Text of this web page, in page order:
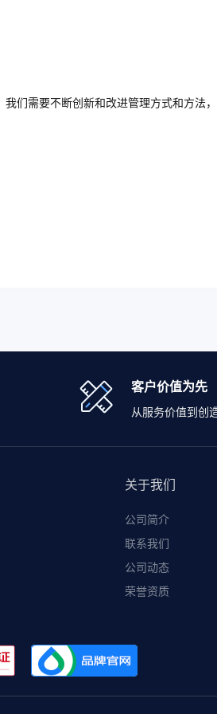
们需要不断创新和改进管理方式和方法
客户价值为先
从服务价值到创
关于我们
公司简介
联系我们
公司动态
荣誉资质